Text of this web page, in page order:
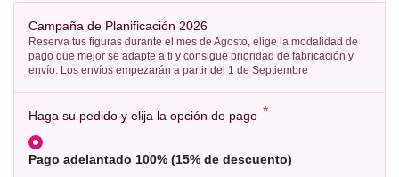
Campaña de Planificación 2026
Reserva tus figuras durante el mes de Agosto, elige la modalidad de
pago que mejor se adapte a ti y consigue prioridad de fabricación y
envío. Los envíos empezarán a partir del 1 de Septiembre
Haga su pedido y elija la opción de pago *
Pago adelantado 100% (15% de descuento)